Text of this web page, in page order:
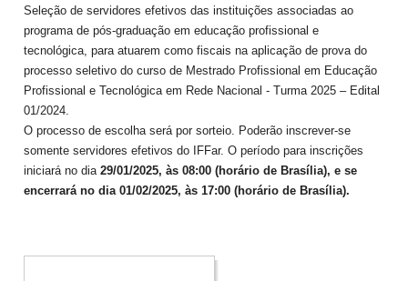
Seleção de servidores efetivos das instituições associadas ao
programa de pós-graduação em educação profissional e
tecnológica, para atuarem como fiscais na aplicação de prova do
processo seletivo do curso de Mestrado Profissional em Educação
Profissional e Tecnológica em Rede Nacional - Turma 2025 – Edital
01/2024.
O processo de escolha será por sorteio. Poderão inscrever-se
somente servidores efetivos do IFFar. O período para inscrições
iniciará no dia29/01/2025, às 08:00 (horário de Brasília), e se
encerrará no dia 01/02/2025, às 17:00 (horário de Brasília).